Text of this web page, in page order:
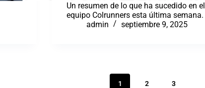
Un resumen de lo que ha sucedido en el
equipo Colrunners esta última semana.
admin
septiembre 9, 2025
1 2 3